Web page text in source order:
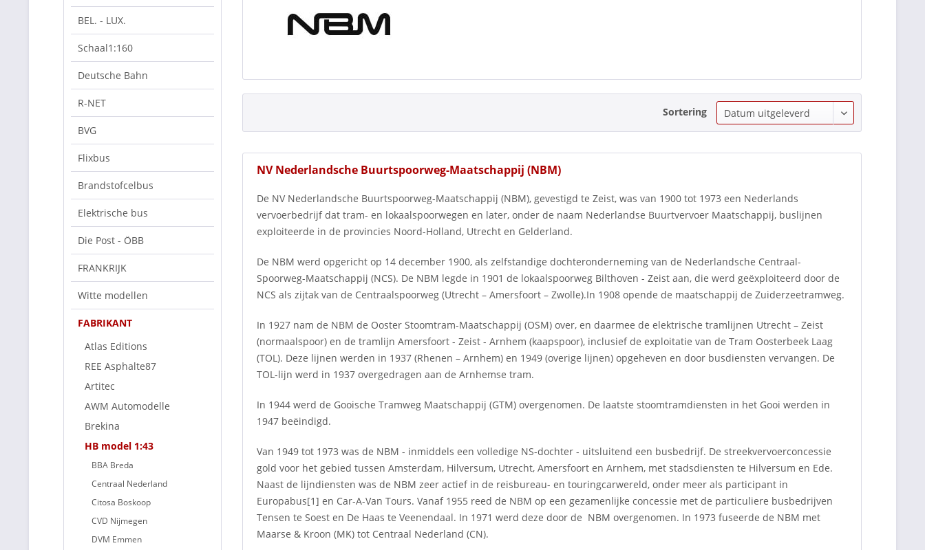
BEL. - LUX.
Schaal1:160
Deutsche Bahn
R-NET
BVG
Flixbus
Brandstofcelbus
Elektrische bus
Die Post - ÖBB
FRANKRIJK
Witte modellen
FABRIKANT
Atlas Editions
REE Asphalte87
Artitec
AWM Automodelle
Brekina
HB model 1:43
BBA Breda
Centraal Nederland
Citosa Boskoop
CVD Nijmegen
DVM Emmen
Sortering
NV Nederlandsche Buurtspoorweg-Maatschappij (NBM)
De NV Nederlandsche Buurtspoorweg-Maatschappij (NBM), gevestigd te Zeist, was van 1900 tot 1973 een Nederlands
vervoerbedrijf dat tram- en lokaalspoorwegen en later, onder de naam Nederlandse Buurtvervoer Maatschappij, buslijnen
exploiteerde in de provincies Noord-Holland, Utrecht en Gelderland.
De NBM werd opgericht op 14 december 1900, als zelfstandige dochteronderneming van de Nederlandsche Centraal-
Spoorweg-Maatschappij (NCS). De NBM legde in 1901 de lokaalspoorweg Bilthoven - Zeist aan, die werd geëxploiteerd door de
NCS als zijtak van de Centraalspoorweg (Utrecht – Amersfoort – Zwolle).In 1908 opende de maatschappij de Zuiderzeetramweg.
In 1927 nam de NBM de Ooster Stoomtram-Maatschappij (OSM) over, en daarmee de elektrische tramlijnen Utrecht – Zeist
(normaalspoor) en de tramlijn Amersfoort - Zeist - Arnhem (kaapspoor), inclusief de exploitatie van de Tram Oosterbeek Laag
(TOL). Deze lijnen werden in 1937 (Rhenen – Arnhem) en 1949 (overige lijnen) opgeheven en door busdiensten vervangen. De
TOL-lijn werd in 1937 overgedragen aan de Arnhemse tram.
In 1944 werd de Gooische Tramweg Maatschappij (GTM) overgenomen. De laatste stoomtramdiensten in het Gooi werden in
1947 beëindigd.
Van 1949 tot 1973 was de NBM - inmiddels een volledige NS-dochter - uitsluitend een busbedrijf. De streekvervoerconcessie
gold voor het gebied tussen Amsterdam, Hilversum, Utrecht, Amersfoort en Arnhem, met stadsdiensten te Hilversum en Ede.
Naast de lijndiensten was de NBM zeer actief in de reisbureau- en touringcarwereld, onder meer als participant in
Europabus[1] en Car-A-Van Tours. Vanaf 1955 reed de NBM op een gezamenlijke concessie met de particuliere busbedrijven
Tensen te Soest en De Haas te Veenendaal. In 1971 werd deze door de NBM overgenomen. In 1973 fuseerde de NBM met
Maarse & Kroon (MK) tot Centraal Nederland (CN).